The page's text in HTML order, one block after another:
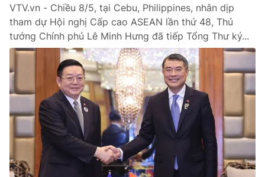
Nhân vật
Khán giả
Giải sao mai
Âm nhạc
Đời sống
Du lịch
Làm đẹp
Chất lượng cuộc sống
Giáo dục
Tuyển sinh
Học trực tuyến
Công nghệ
Hitech Công nghệ tương lai
Sản phẩm
Thị trường
Tư vấn
Giao lưu trực tuyến
Lịch phát sóng
VTV.vn - Chiều 8/5, tại Cebu, Philippines, nhân dịp
tham dự Hội nghị Cấp cao ASEAN lần thứ 48, Thủ
tướng Chính phủ Lê Minh Hưng đã tiếp Tổng Thư ký...